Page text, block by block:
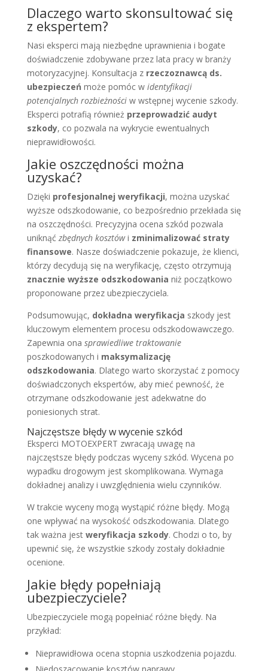
Dlaczego warto skonsultować się
z ekspertem?
Nasi eksperci mają niezbędne uprawnienia i bogate
doświadczenie zdobywane przez lata pracy w branży
motoryzacyjnej. Konsultacja z rzeczoznawcą ds.
ubezpieczeńmoże pomóc w identyfikacji
potencjalnych rozbieżnościw wstępnej wycenie szkody.
Eksperci potrafią również przeprowadzić audyt
szkody, co pozwala na wykrycie ewentualnych
nieprawidłowości.
Jakie oszczędności można
uzyskać?
Dzięki profesjonalnej weryfikacji, można uzyskać
wyższe odszkodowanie, co bezpośrednio przekłada się
na oszczędności. Precyzyjna ocena szkód pozwala
uniknąć zbędnych kosztówi zminimalizować straty
finansowe. Nasze doświadczenie pokazuje, że klienci,
którzy decydują się na weryfikację, często otrzymują
znacznie wyższe odszkodowania niż początkowo
proponowane przez ubezpieczyciela.
Podsumowując, dokładna weryfikacja szkody jest
kluczowym elementem procesu odszkodowawczego.
Zapewnia ona sprawiedliwe traktowanie
poszkodowanych i maksymalizację
odszkodowania. Dlatego warto skorzystać z pomocy
doświadczonych ekspertów, aby mieć pewność, że
otrzymane odszkodowanie jest adekwatne do
poniesionych strat.
Najczęstsze błędy w wycenie szkód
Eksperci MOTOEXPERT zwracają uwagę na
najczęstsze błędy podczas wyceny szkód. Wycena po
wypadku drogowym jest skomplikowana. Wymaga
dokładnej analizy i uwzględnienia wielu czynników.
W trakcie wyceny mogą wystąpić różne błędy. Mogą
one wpływać na wysokość odszkodowania. Dlatego
tak ważna jest weryfikacja szkody. Chodzi o to, by
upewnić się, że wszystkie szkody zostały dokładnie
ocenione.
Jakie błędy popełniają
ubezpieczyciele?
Ubezpieczyciele mogą popełniać różne błędy. Na
przykład:
Nieprawidłowa ocena stopnia uszkodzenia pojazdu.